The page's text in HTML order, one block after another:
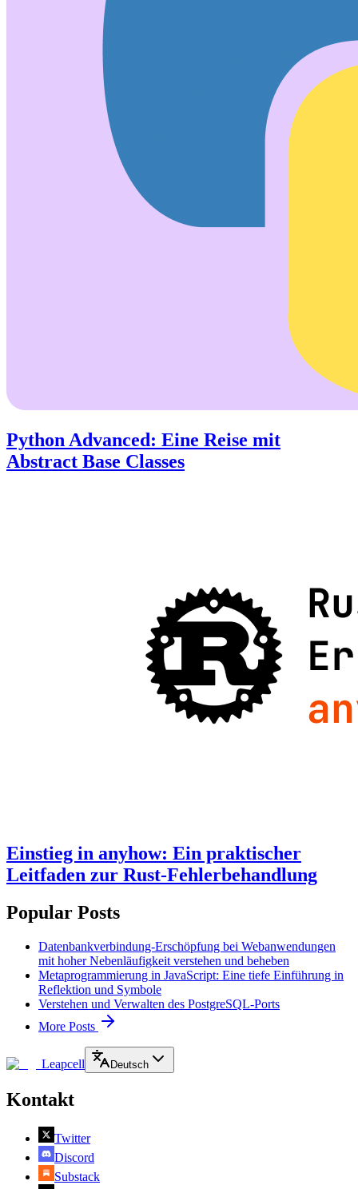
Python Advanced: Eine Reise mit
Abstract Base Classes
Einstieg in anyhow: Ein praktischer
Leitfaden zur Rust-Fehlerbehandlung
Popular Posts
Datenbankverbindung-Erschöpfung bei Webanwendungen
mit hoher Nebenläufigkeit verstehen und beheben
Metaprogrammierung in JavaScript: Eine tiefe Einführung in
Reflektion und Symbole
Verstehen und Verwalten des PostgreSQL-Ports
More Posts
Leapcell Deutsch
Kontakt
Twitter
Discord
Substack